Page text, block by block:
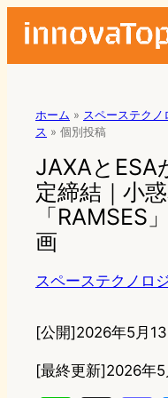
ホーム » スペーステクノ
ス » 個別投稿
JAXAとESA
定締結｜小
「RAMSES
画
スペーステクノロ
[公開]2026年5月
[最終更新]2026年